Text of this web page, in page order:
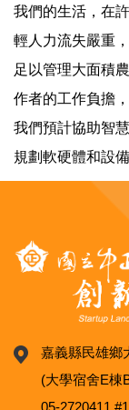
我們的生活，在
輕人力流失嚴重
足以管理大面積
作者的工作負擔
我們預計協助智
規劃軟硬體和設備
嘉義縣民雄鄉
(大學宿舍E棟
05-2720411